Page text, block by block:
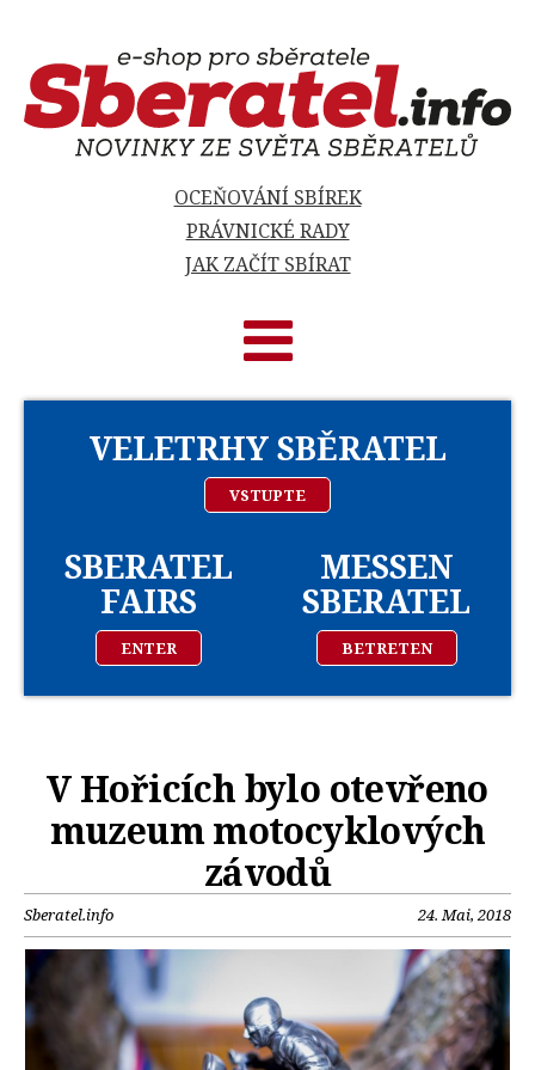
OCEŇOVÁNÍ SBÍREK
PRÁVNICKÉ RADY
JAK ZAČÍT SBÍRAT
VELETRHY SBĚRATEL
VSTUPTE
SBERATEL
FAIRS
ENTER
MESSEN
SBERATEL
BETRETEN
V Hořicích bylo otevřeno
muzeum motocyklových
závodů
Sberatel.info 24. Mai, 2018